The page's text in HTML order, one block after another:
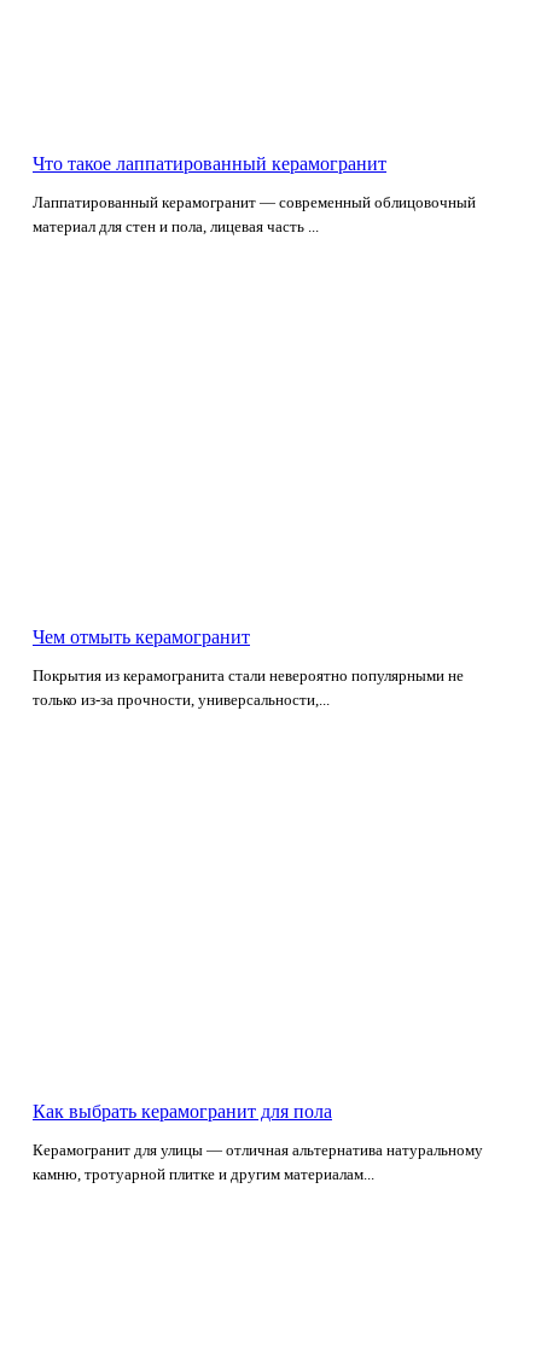
Что такое лаппатированный керамогранит
Лаппатированный керамогранит — современный облицовочный
материал для стен и пола, лицевая часть ...
Чем отмыть керамогранит
Покрытия из керамогранита стали невероятно популярными не
только из-за прочности, универсальности,...
Как выбрать керамогранит для пола
Керамогранит для улицы — отличная альтернатива натуральному
камню, тротуарной плитке и другим материалам...